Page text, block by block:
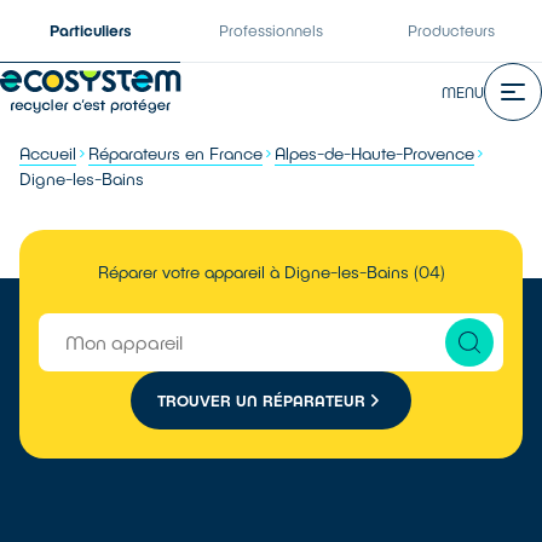
Particuliers Professionnels Producteurs
MENU
Accueil Réparateurs en France
Alpes-de-Haute-Provence
Digne-les-Bains
Réparer votre appareil à Digne-les-Bains (04)
TROUVER UN RÉPARATEUR